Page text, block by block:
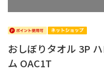
おしぼりタオル 3P
ム OAC1T